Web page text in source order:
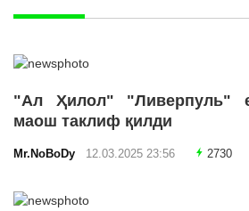
"Ал Ҳилол" "Ливерпуль"
маош таклиф қилди
Mr.NoBoDy 12.03.2025 23:56 2730